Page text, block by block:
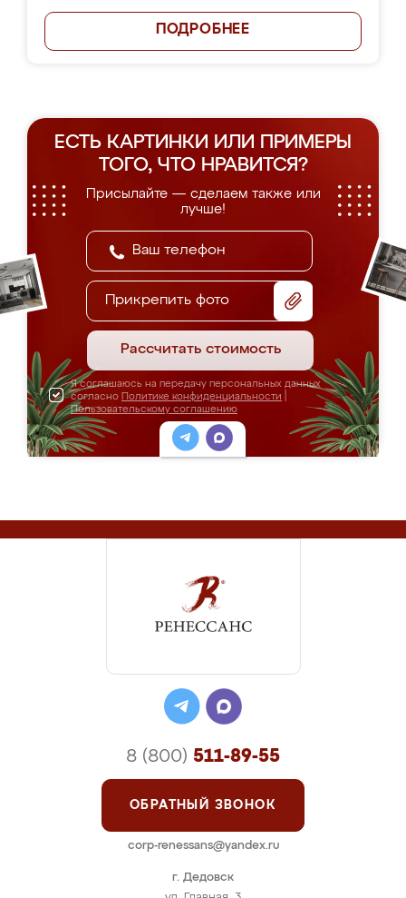
ПОДРОБНЕЕ
ЕСТЬ КАРТИНКИ ИЛИ ПРИМЕРЫ
ТОГО, ЧТО НРАВИТСЯ?
Присылайте — сделаем также или
лучше!
Прикрепить фото
Рассчитать стоимость
Я соглашаюсь на передачу персональных данных
согласно Политике конфиденциальности
Пользовательскому соглашению
г. Дедовск
8 (800) 511-89-55
ОБРАТНЫЙ ЗВОНОК
corp-renessans@yandex.ru